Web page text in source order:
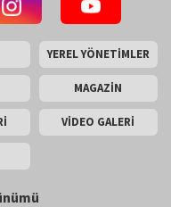
YEREL YÖNETİMLER
MAGAZİN
VİDEO GALERİ